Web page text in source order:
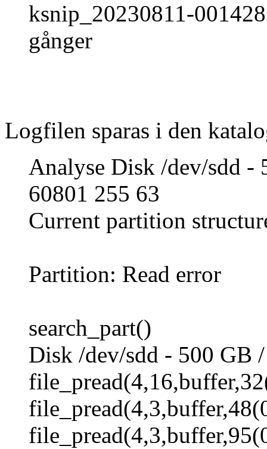
ksnip_20230811-
gånger
Logfilen sparas i den
Analyse Disk /dev/sdd -
60801 255 63
Current partition
Partition: Read error
search_part()
Disk /dev/sdd - 500 GB